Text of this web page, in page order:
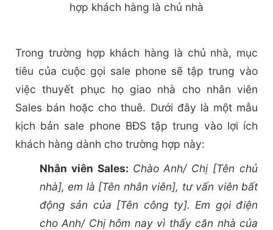
hợp khách hàng là chủ nhà
Trong trường hợp khách hàng là chủ nhà, mục
tiêu của cuộc gọi sale phone sẽ tập trung vào
việc thuyết phục họ giao nhà cho nhân viên
Sales bán hoặc cho thuê. Dưới đây là một mẫu
kịch bản sale phone BĐS tập trung vào lợi ích
khách hàng dành cho trường hợp này:
Nhân viên Sales: Chào Anh/ Chị [Tên chủ
nhà], em là [Tên nhân viên], tư vấn viên bất
động sản của [Tên công ty]. Em gọi điện
cho Anh/ Chị hôm nay vì thấy căn nhà của